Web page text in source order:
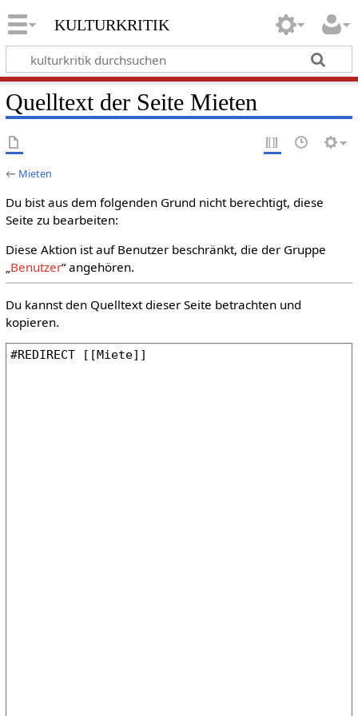
kulturkritik
Quelltext der Seite Mieten
← Mieten
Du bist aus dem folgenden Grund nicht berechtigt, diese
Seite zu bearbeiten:
Diese Aktion ist auf Benutzer beschränkt, die der Gruppe
„Benutzer“ angehören.
Du kannst den Quelltext dieser Seite betrachten und
kopieren.